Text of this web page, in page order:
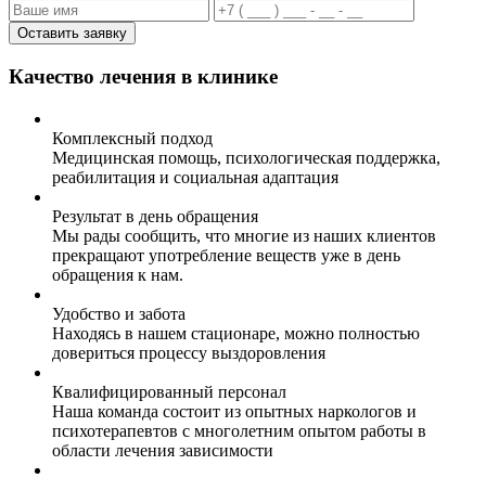
Оставить заявку
Качество лечения в клинике
Комплексный подход
Медицинская помощь, психологическая поддержка,
реабилитация и социальная адаптация
Результат в день обращения
Мы рады сообщить, что многие из наших клиентов
прекращают употребление веществ уже в день
обращения к нам.
Удобство и забота
Находясь в нашем стационаре, можно полностью
довериться процессу выздоровления
Квалифицированный персонал
Наша команда состоит из опытных наркологов и
психотерапевтов с многолетним опытом работы в
области лечения зависимости